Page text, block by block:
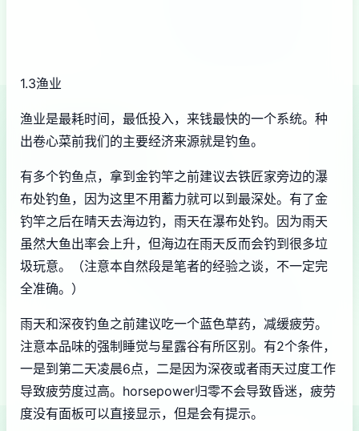
1.3渔业
渔业是最耗时间，最低投入，来钱最快的一个系统。种
出卷心菜前我们的主要经济来源就是钓鱼。
有多个钓鱼点，拿到金钓竿之前建议去铁匠家旁边的瀑
布处钓鱼，因为这里不用蓄力就可以到最深处。有了金
钓竿之后在晴天去海边钓，雨天在瀑布处钓。因为雨天
虽然大鱼出率会上升，但海边在雨天反而会钓到很多垃
圾玩意。（注意本自然段是笔者的经验之谈，不一定完
全准确。）
雨天和深夜钓鱼之前建议吃一个蓝色草药，减缓疲劳。
注意本品味的强制睡觉与星露谷有所区别。有2个条件，
一是到第二天凌晨6点，二是因为深夜或者雨天过度工作
导致疲劳度过高。horsepower归零不会导致昏迷，疲劳
度没有面板可以直接显示，但是会有提示。